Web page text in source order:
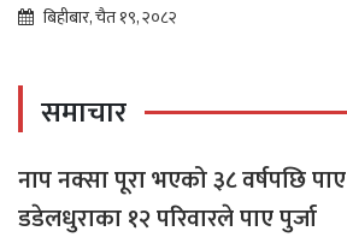
बिहीबार, चैत १९, २०८२
समाचार
नाप नक्सा पूरा भएको ३८ वर्षपछि पाए
डडेलधुराका १२ परिवारले पाए पुर्जा